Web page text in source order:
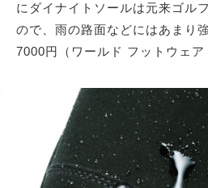
にダイナイトソールは元来ゴル
ので、雨の路面などにはあまり
7000円（ワールド フットウェア